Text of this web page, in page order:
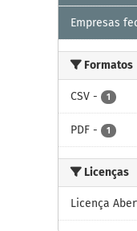
Empresas
Formatos
CSV - 1
PDF - 1
Licenças
Licença